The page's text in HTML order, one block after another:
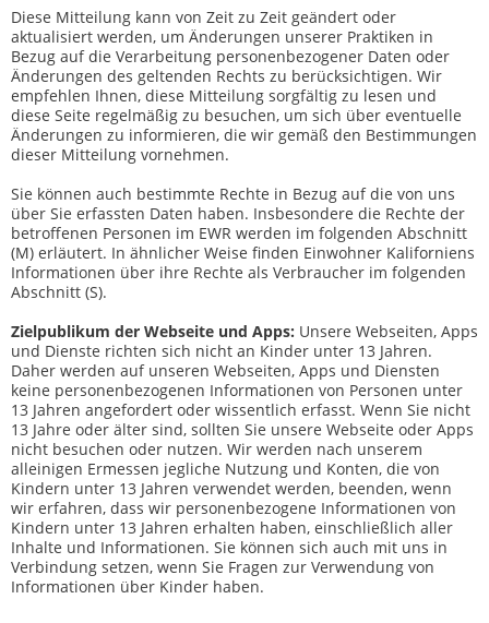
Diese Mitteilung kann von Zeit zu Zeit geändert oder
aktualisiert werden, um Änderungen unserer Praktiken in
Bezug auf die Verarbeitung personenbezogener Daten oder
Änderungen des geltenden Rechts zu berücksichtigen. Wir
empfehlen Ihnen, diese Mitteilung sorgfältig zu lesen und
diese Seite regelmäßig zu besuchen, um sich über eventuelle
Änderungen zu informieren, die wir gemäß den Bestimmungen
dieser Mitteilung vornehmen.
Sie können auch bestimmte Rechte in Bezug auf die von uns
über Sie erfassten Daten haben. Insbesondere die Rechte der
betroffenen Personen im EWR werden im folgenden Abschnitt
(M) erläutert. In ähnlicher Weise finden Einwohner Kaliforniens
Informationen über ihre Rechte als Verbraucher im folgenden
Abschnitt (S).
Zielpublikum der Webseite und Apps: Unsere Webseiten, Apps
und Dienste richten sich nicht an Kinder unter 13 Jahren.
Daher werden auf unseren Webseiten, Apps und Diensten
keine personenbezogenen Informationen von Personen unter
13 Jahren angefordert oder wissentlich erfasst. Wenn Sie nicht
13 Jahre oder älter sind, sollten Sie unsere Webseite oder Apps
nicht besuchen oder nutzen. Wir werden nach unserem
alleinigen Ermessen jegliche Nutzung und Konten, die von
Kindern unter 13 Jahren verwendet werden, beenden, wenn
wir erfahren, dass wir personenbezogene Informationen von
Kindern unter 13 Jahren erhalten haben, einschließlich aller
Inhalte und Informationen. Sie können sich auch mit uns in
Verbindung setzen, wenn Sie Fragen zur Verwendung von
Informationen über Kinder haben.